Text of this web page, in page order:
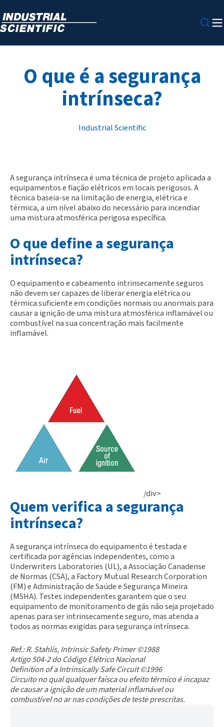
O que é a segurança
intrínseca?
Industrial Scientific
Asegurança intrínsecaé uma técnica de projeto aplicada a
equipamentos e fiação elétricos em locais perigosos. A
técnica baseia-se na limitação de energia, elétrica e
térmica, a um nível abaixo do necessário para incendiar
uma mistura atmosférica perigosa específica.
O que define a segurança
intrínseca?
O equipamento e cabeamento intrinsecamente seguros
não devem ser capazes de liberar energia elétrica ou
térmica suficiente em condições normais ou anormais para
causar a ignição de uma mistura atmosférica inflamável ou
combustível na sua concentração mais facilmente
inflamável.
/div>
Quem verifica a segurança
intrínseca?
A segurança intrínseca do equipamento é testada e
certificada por agências independentes, como a
Underwriters Laboratories (UL), a Associação Canadense
de Normas (CSA), a Factory Mutual Research Corporation
(FM) e Administração de Saúde e Segurança Mineira
(MSHA). Testes independentes garantem que o seu
equipamento de monitoramento de gás não seja projetado
apenas para ser intrinsecamente seguro, mas atenda a
todos as normas exigidas para segurança intrínseca.
Ref.: R. Stahlís, Intrinsic Safety Primer ©1988
Artigo 504-2 do Código Elétrico Nacional
Definition of a Intrinsically Safe Circuit ©1996
Circuito no qual qualquer faísca ou efeito térmico é incapaz
de causar a ignição de um material inflamável ou
combustível no ar nas condições de teste prescritas.